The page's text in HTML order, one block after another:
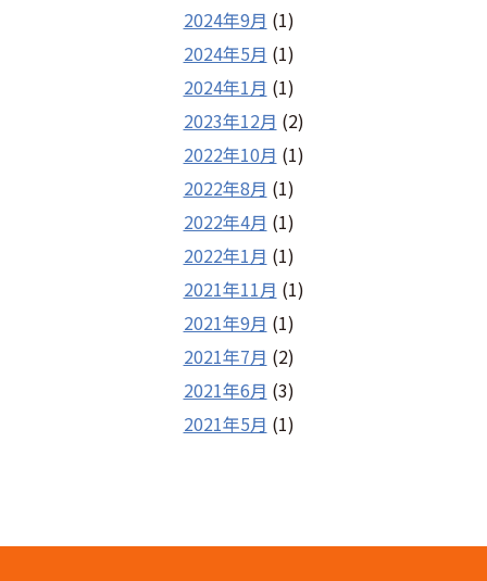
2024年9月 (1)
2024年5月 (1)
2024年1月 (1)
2023年12月 (2)
2022年10月 (1)
2022年8月 (1)
2022年4月 (1)
2022年1月 (1)
2021年11月 (1)
2021年9月 (1)
2021年7月 (2)
2021年6月 (3)
2021年5月 (1)